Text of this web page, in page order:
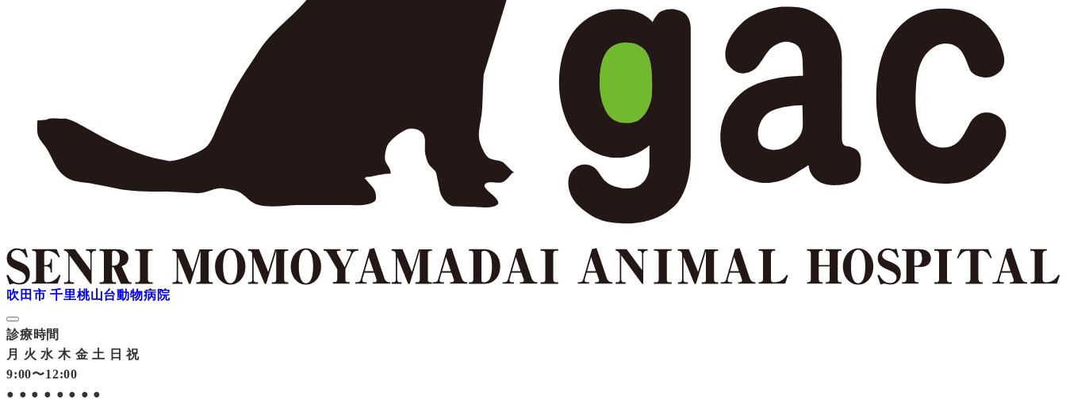
吹田市 千里桃山台動物病院
診療時間
月
火 水 木 金 土 日 祝
9:00〜12:00
● ● ● ● ● ● ● ●